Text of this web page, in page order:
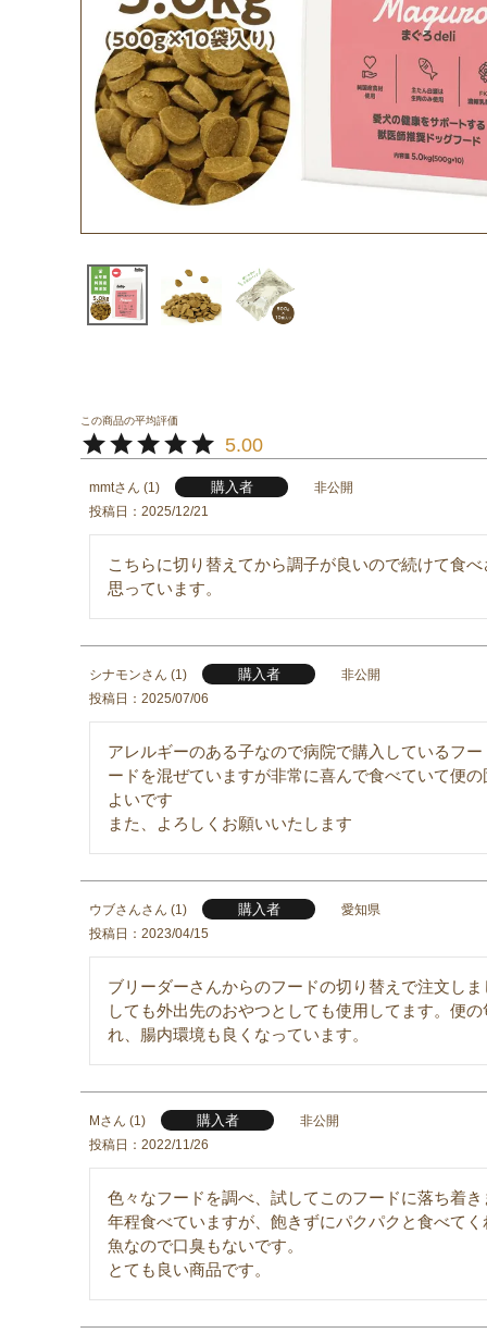
5.00
mmt 1 購入者
非公開
投稿日
2025/12/21
こちらに切り替えてから調子が良いので続けて食べ
思っています。
シナモン 1 購入者
非公開
投稿日
2025/07/06
アレルギーのある子なので病院で購入しているフー
ードを混ぜていますが非常に喜んで食べていて便
よいです
また、よろしくお願いいたします
ウブさん 1 購入者
愛知県
投稿日
2023/04/15
ブリーダーさんからのフードの切り替えで注文しま
しても外出先のおやつとしても使用してます。便の
れ、腸内環境も良くなっています。
M 1 購入者
非公開
投稿日
2022/11/26
色々なフードを調べ、試してこのフードに落ち着
年程食べていますが、飽きずにパクパクと食べてく
魚なので口臭もないです。
とても良い商品です。